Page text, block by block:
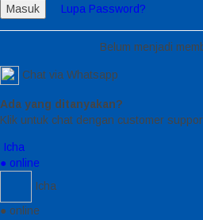
Masuk Lupa Password?
Belum menjadi
Chat via Whatsapp
Ada yang ditanyakan?
Klik untuk chat dengan customer
Icha
● online
Icha
● online